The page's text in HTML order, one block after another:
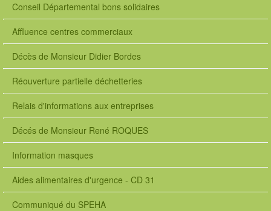
Conseil Départemental bons solidaires
Affluence centres commerciaux
Décès de Monsieur Didier Bordes
Réouverture partielle déchetteries
Relais d'informations aux entreprises
Décés de Monsieur René ROQUES
Information masques
Aides alimentaires d'urgence - CD 31
Communiqué du SPEHA